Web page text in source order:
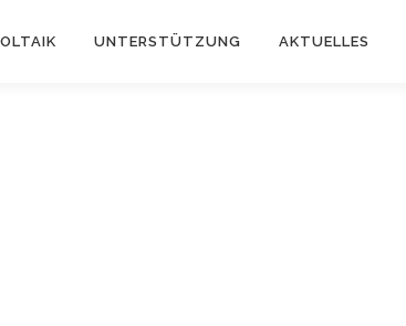
UNTERSTÜTZUNG AKTUELLES